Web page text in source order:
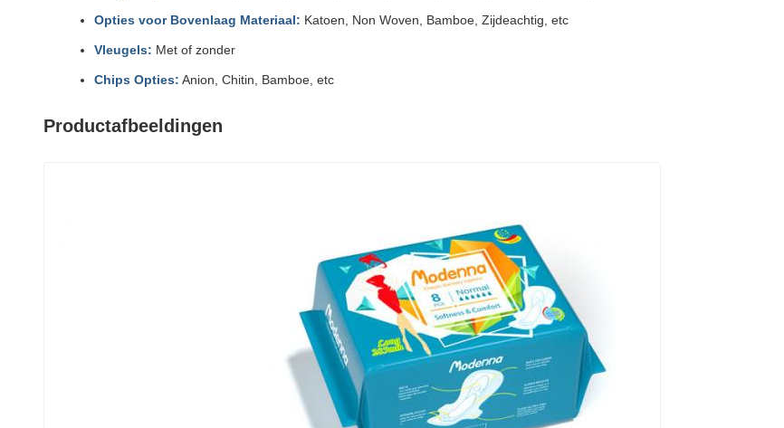
Opties voor Bovenlaag Materiaal: Katoen, Non Woven, Bamboe, Zijdeachtig, etc
Vleugels: Met of zonder
Chips Opties: Anion, Chitin, Bamboe, etc
Productafbeeldingen